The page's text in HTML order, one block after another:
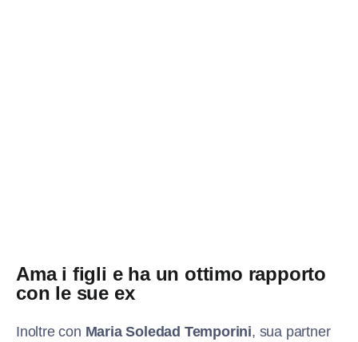
Ama i figli e ha un ottimo rapporto
con le sue ex
Inoltre con Maria Soledad Temporini, sua partner